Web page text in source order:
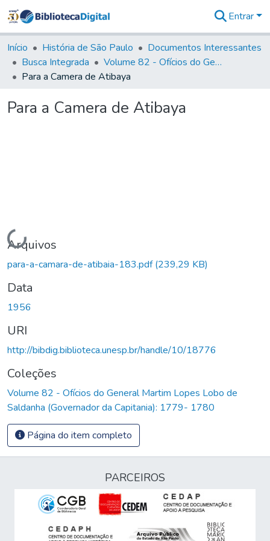
&
Coleções
Tudo na
Biblioteca
Estatísticas
Entrar
Início História de São Paulo
Documentos Interessantes
Busca Integrada
Volume 82 - Ofícios do General Martim Lopes Lobo de Saldanha (Governador da Capitania): 1779- 1780
Para a Camera de Atibaya
Para a Camera de Atibaya
Carregando...
Arquivos
para-a-camara-de-atibaia-183.pdf(239,29 KB)
Data
1956
URI
http://bibdig.biblioteca.unesp.br/handle/10/18776
Coleções
Volume 82 - Ofícios do General Martim Lopes Lobo de
Saldanha (Governador da Capitania): 1779- 1780
Página do item completo
PARCEIROS